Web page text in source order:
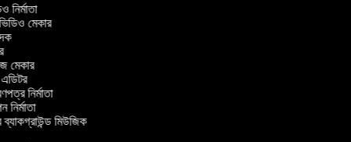
নির্মাতা
মেকার
মেকার
এডিটর
নির্মাতা
নির্মাতা
ব্যাকগ্রাউন্ড মিউজিক